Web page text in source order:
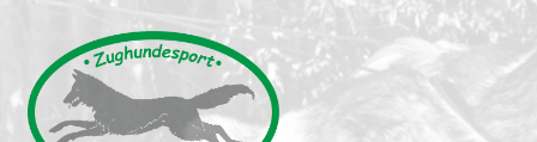
Navigation
springen
Inhalt
springen